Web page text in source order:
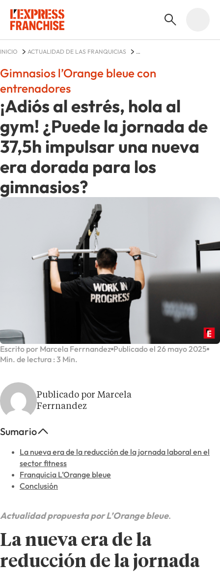
INICIO
ACTUALIDAD DE LAS FRANQUICIAS
¡Adiós al estrés, hola al
gym! ¿Puede la jornada de
37,5h impulsar una nueva
era dorada para los
gimnasios?
Gimnasios l’Orange bleue con
entrenadores
Escrito por Marcela Ferrnandez Publicado el 26 mayo 2025
Min. de lectura : 3 Min.
Publicado por Marcela
Ferrnandez
Sumario
La nueva era de la reducción de la jornada laboral en el
sector fitness
Franquicia L’Orange bleue
Conclusión
Actualidad propuesta por L’Orange bleue.
La nueva era de la
reducción de la jornada